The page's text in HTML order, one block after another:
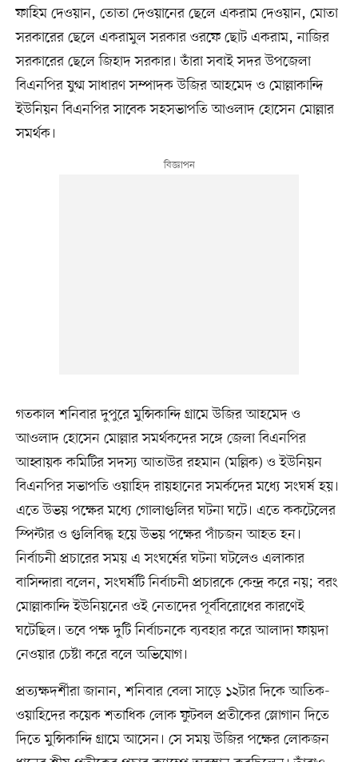
ফাহিম দেওয়ান, তোতা দেওয়ানের ছেলে একরাম দেওয়ান, মোতা
সরকারের ছেলে একরামুল সরকার ওরফে ছোট একরাম, নাজির
সরকারের ছেলে জিহাদ সরকার। তাঁরা সবাই সদর উপজেলা
বিএনপির যুগ্ম সাধারণ সম্পাদক উজির আহমেদ ও মোল্লাকান্দি
ইউনিয়ন বিএনপির সাবেক সহসভাপতি আওলাদ হোসেন মোল্লার
সমর্থক।
গতকাল শনিবার দুপুরে মুন্সিকান্দি গ্রামে উজির আহমেদ ও
আওলাদ হোসেন মোল্লার সমর্থকদের সঙ্গে জেলা বিএনপির
আহ্বায়ক কমিটির সদস্য আতাউর রহমান (মল্লিক) ও ইউনিয়ন
বিএনপির সভাপতি ওয়াহিদ রায়হানের সমর্কদের মধ্যে সংঘর্ষ হয়।
এতে উভয় পক্ষের মধ্যে গোলাগুলির ঘটনা ঘটে। এতে ককটেলের
স্পিন্টার ও গুলিবিদ্ধ হয়ে উভয় পক্ষের পাঁচজন আহত হন।
নির্বাচনী প্রচারের সময় এ সংঘর্ষের ঘটনা ঘটলেও এলাকার
বাসিন্দারা বলেন, সংঘর্ষটি নির্বাচনী প্রচারকে কেন্দ্র করে নয়; বরং
মোল্লাকান্দি ইউনিয়নের ওই নেতাদের পূর্ববিরোধের কারণেই
ঘটেছিল। তবে পক্ষ দুটি নির্বাচনকে ব্যবহার করে আলাদা ফায়দা
নেওয়ার চেষ্টা করে বলে অভিযোগ।
প্রত্যক্ষদর্শীরা জানান, শনিবার বেলা সাড়ে ১২টার দিকে আতিক-
ওয়াহিদের কয়েক শতাধিক লোক ফুটবল প্রতীকের স্লোগান দিতে
দিতে মুন্সিকান্দি গ্রামে আসেন। সে সময় উজির পক্ষের লোকজন